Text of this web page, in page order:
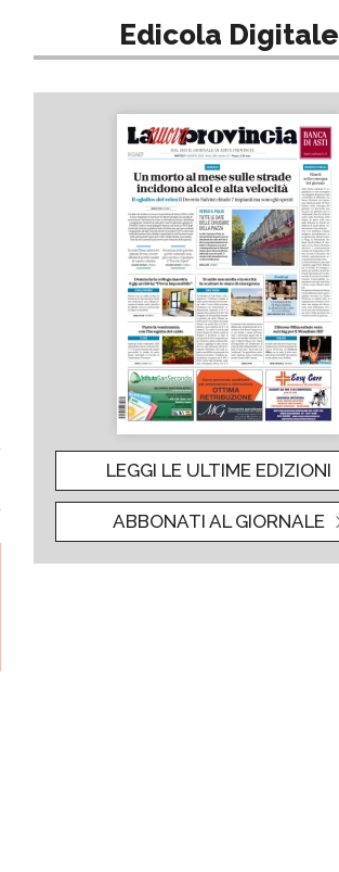
Edicola Digitale
LEGGI LE ULTIME EDIZIONI
ABBONATI AL GIORNALE